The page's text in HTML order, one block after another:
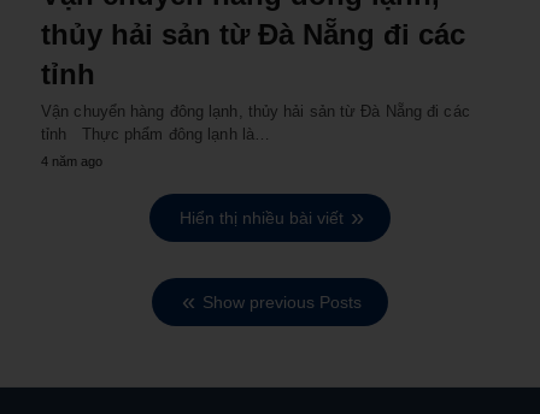
thủy hải sản từ Đà Nẵng đi các
tỉnh
Vận chuyển hàng đông lạnh, thủy hải sản từ Đà Nẵng đi các
tỉnh Thực phẩm đông lạnh là…
4 năm ago
Hiển thị nhiều bài viết
Show previous Posts